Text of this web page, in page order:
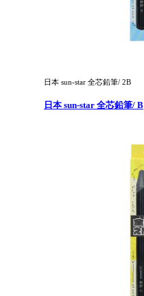
日本 sun-star 全芯鉛筆/ 2B
日本 sun-star 全芯鉛筆/ B